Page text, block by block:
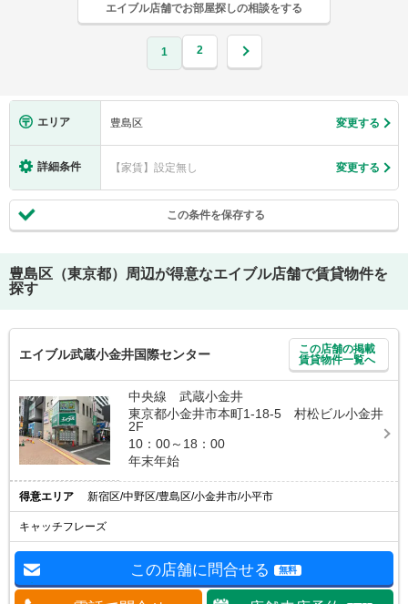
エイブル店舗でお部屋探しの相談をする
1 2
エリア 豊島区 変更する
詳細条件 【家賃】設定無し 変更する
この条件を保存する
豊島区（東京都）
周辺が得意なエイブル店舗で賃貸物件を
探す
エイブル武蔵小金井国際センター
この店舗の掲載
賃貸物件一覧へ
中央線 武蔵小金井
東京都小金井市本町1-18-5 村松ビル小金井
2F
10：00～18：00
年末年始
得意エリア 新宿区/中野区/豊島区/小金井市/小平市
キャッチフレーズ
この店舗に問合せる 無料